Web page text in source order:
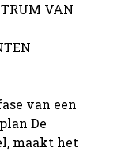
VAN
van een
De
maakt het